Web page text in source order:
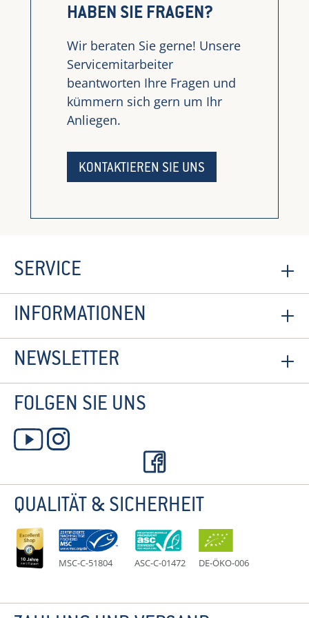
HABEN SIE FRAGEN?
Wir beraten Sie gerne! Unsere
Servicemitarbeiter
beantworten Ihre Fragen und
kümmern sich gern um Ihr
Anliegen.
KONTAKTIEREN SIE UNS
SERVICE
INFORMATIONEN
NEWSLETTER
FOLGEN SIE UNS
QUALITÄT & SICHERHEIT
MSC-C-51804 ASC-C-01472 DE-ÖKO-006